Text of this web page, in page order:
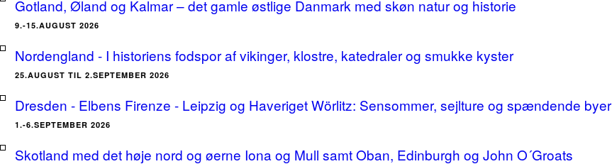
Gotland, Øland og Kalmar – det gamle østlige Danmark med skøn natur og historie
9.-15.AUGUST 2026
Nordengland - I historiens fodspor af vikinger, klostre, katedraler og smukke kyster
25.AUGUST TIL 2.SEPTEMBER 2026
Dresden - Elbens Firenze - Leipzig og Haveriget Wörlitz: Sensommer, sejlture og spændende byer
1.-6.SEPTEMBER 2026
Skotland med det høje nord og øerne Iona og Mull samt Oban, Edinburgh og John O´Groats